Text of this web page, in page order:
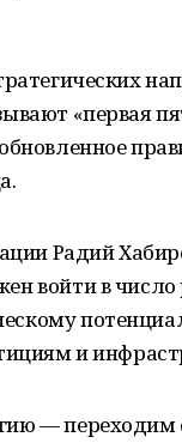
«первая
Радий
войти в число
и
— переходим